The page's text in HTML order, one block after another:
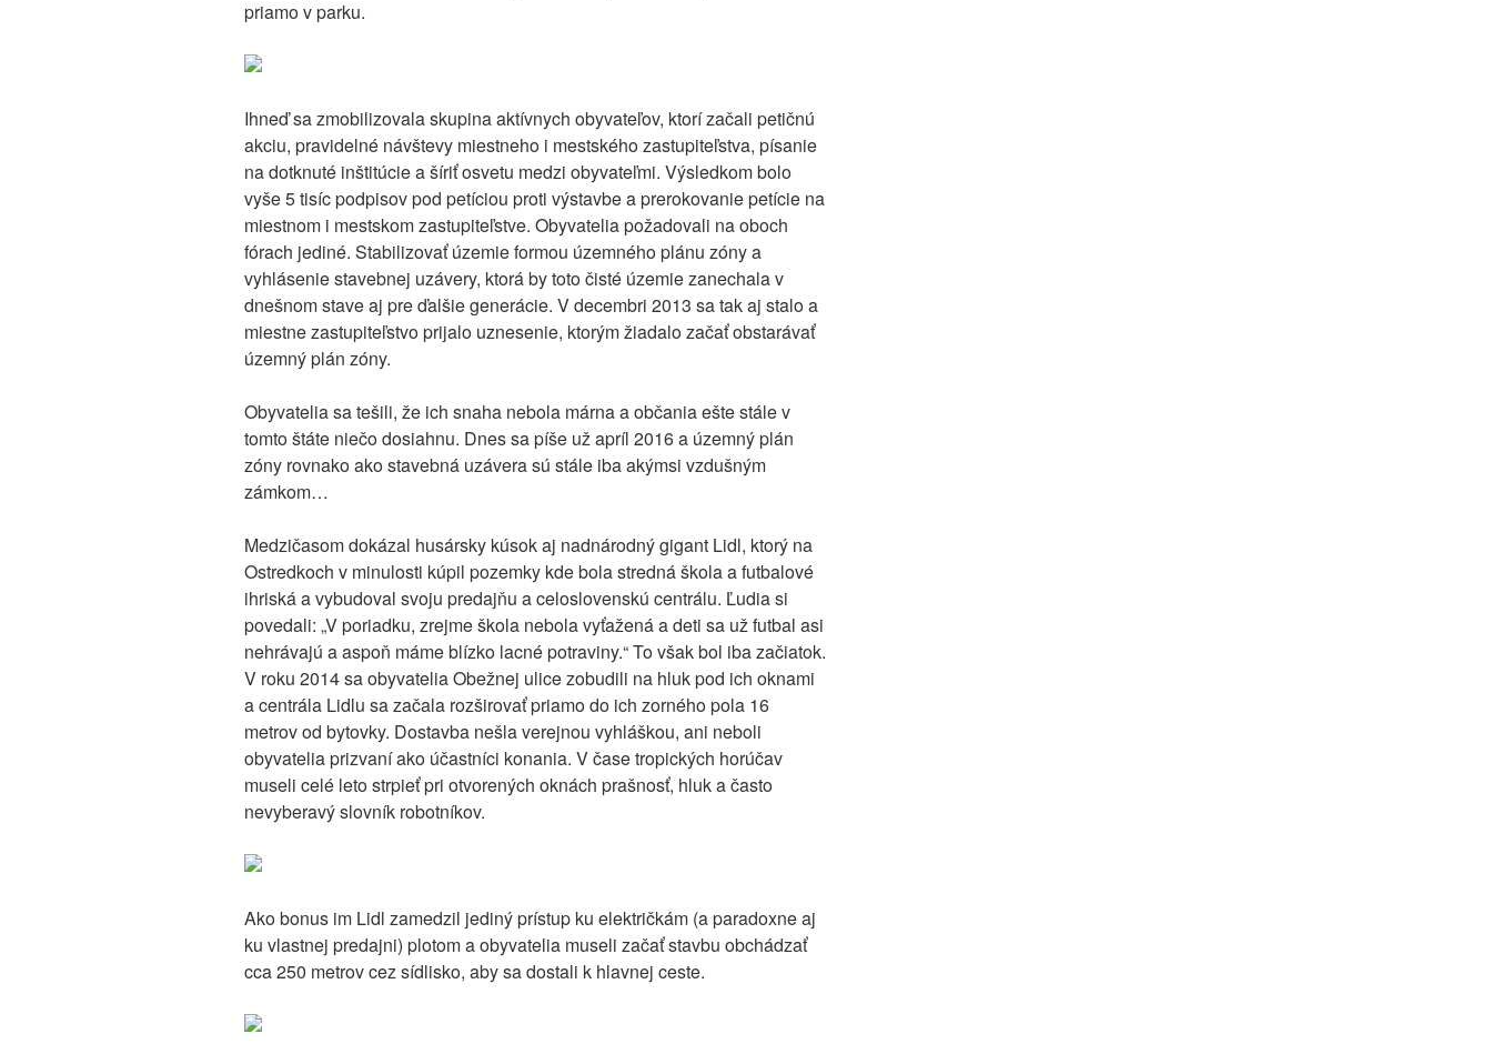
priamo v parku.
Ihneď sa zmobilizovala skupina aktívnych obyvateľov, ktorí začali petičnú
akciu, pravidelné návštevy miestneho i mestského zastupiteľstva, písanie
na dotknuté inštitúcie a šíriť osvetu medzi obyvateľmi. Výsledkom bolo
vyše 5 tisíc podpisov pod petíciou proti výstavbe a prerokovanie petície na
miestnom i mestskom zastupiteľstve. Obyvatelia požadovali na oboch
fórach jediné. Stabilizovať územie formou územného plánu zóny a
vyhlásenie stavebnej uzávery, ktorá by toto čisté územie zanechala v
dnešnom stave aj pre ďalšie generácie. V decembri 2013 sa tak aj stalo a
miestne zastupiteľstvo prijalo uznesenie, ktorým žiadalo začať obstarávať
územný plán zóny.
Obyvatelia sa tešili, že ich snaha nebola márna a občania ešte stále v
tomto štáte niečo dosiahnu. Dnes sa píše už apríl 2016 a územný plán
zóny rovnako ako stavebná uzávera sú stále iba akýmsi vzdušným
zámkom…
Medzičasom dokázal husársky kúsok aj nadnárodný gigant Lidl, ktorý na
Ostredkoch v minulosti kúpil pozemky kde bola stredná škola a futbalové
ihriská a vybudoval svoju predajňu a celoslovenskú centrálu. Ľudia si
povedali: „V poriadku, zrejme škola nebola vyťažená a deti sa už futbal asi
nehrávajú a aspoň máme blízko lacné potraviny.“ To však bol iba začiatok.
V roku 2014 sa obyvatelia Obežnej ulice zobudili na hluk pod ich oknami
a centrála Lidlu sa začala rozširovať priamo do ich zorného pola 16
metrov od bytovky. Dostavba nešla verejnou vyhláškou, ani neboli
obyvatelia prizvaní ako účastníci konania. V čase tropických horúčav
museli celé leto strpieť pri otvorených oknách prašnosť, hluk a často
nevyberavý slovník robotníkov.
Ako bonus im Lidl zamedzil jediný prístup ku električkám (a paradoxne aj
ku vlastnej predajni) plotom a obyvatelia museli začať stavbu obchádzať
cca 250 metrov cez sídlisko, aby sa dostali k hlavnej ceste.